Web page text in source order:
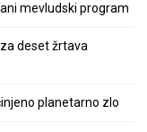
mevludski program
deset žrtava
planetarno zlo